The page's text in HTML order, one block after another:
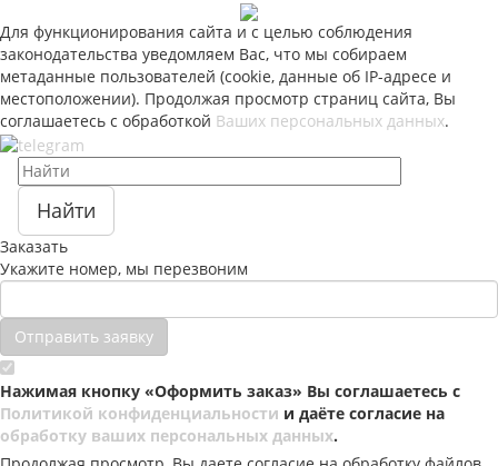
Для функционирования сайта и с целью соблюдения
законодательства уведомляем Вас, что мы собираем
метаданные пользователей (cookie, данные об IP-адресе и
местоположении). Продолжая просмотр страниц сайта, Вы
соглашаетесь с обработкой Ваших персональных данных.
Найти
Заказать
Укажите номер, мы перезвоним
Отправить заявку
Нажимая кнопку «Оформить заказ» Вы соглашаетесь с
Политикой конфиденциальности и даёте согласие на
обработку ваших персональных данных.